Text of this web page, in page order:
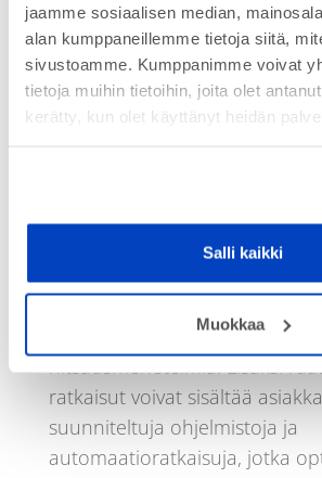
jaamme sosiaalisen median,
alan kumppaneillemme tietoja siitä,
sivustoamme. Kumppanimme voivat
tietoja muihin tietoihin, joita olet
kerätty, kun olet käyttänyt heidän
Salli kaikki
Muokkaa
Jokaisella teollisuudenalalla
erityisvaatimuksensa, ja siksi
että laserhitsausratkaisut
mukauttaa kunkin yrityksen
tuotantoprosessien kanssa ja
näin koko tuotantoketjun
laitteistoja tai tietynlaisia
ratkaisut voivat sisältää
suunniteltuja ohjelmistoja ja
automaatioratkaisuja, jotka